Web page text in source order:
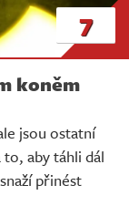
7
koněm
jsou ostatní
aby táhli dál
přinést